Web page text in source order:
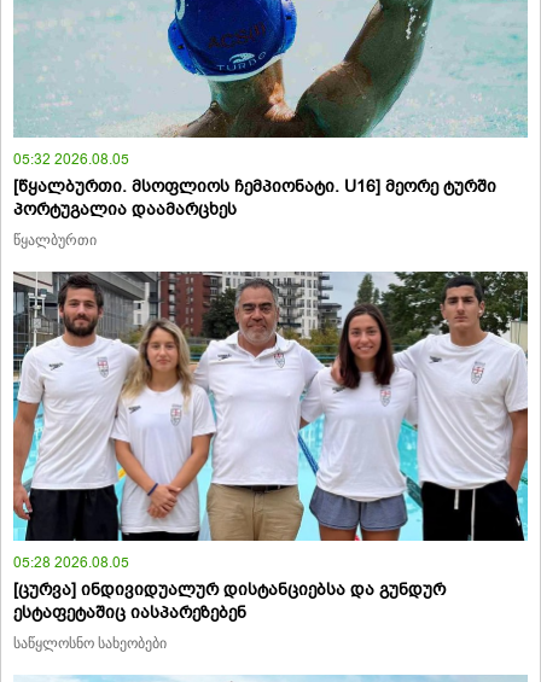
05:32 2026.08.05
[წყალბურთი. მსოფლიოს ჩემპიონატი. U16] მეორე ტურში
პორტუგალია დაამარცხეს
წყალბურთი
05:28 2026.08.05
[ცურვა] ინდივიდუალურ დისტანციებსა და გუნდურ
ესტაფეტაშიც იასპარეზებენ
საწყლოსნო სახეობები